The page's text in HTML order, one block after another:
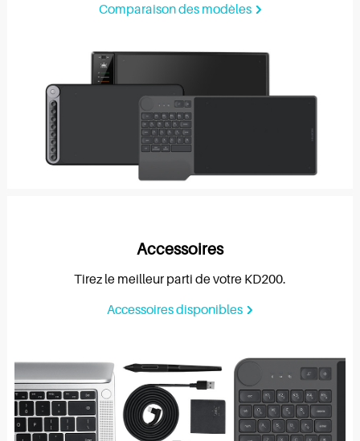
Comparaison des modèles
Accessoires
Tirez le meilleur parti de votre KD200.
Accessoires disponibles